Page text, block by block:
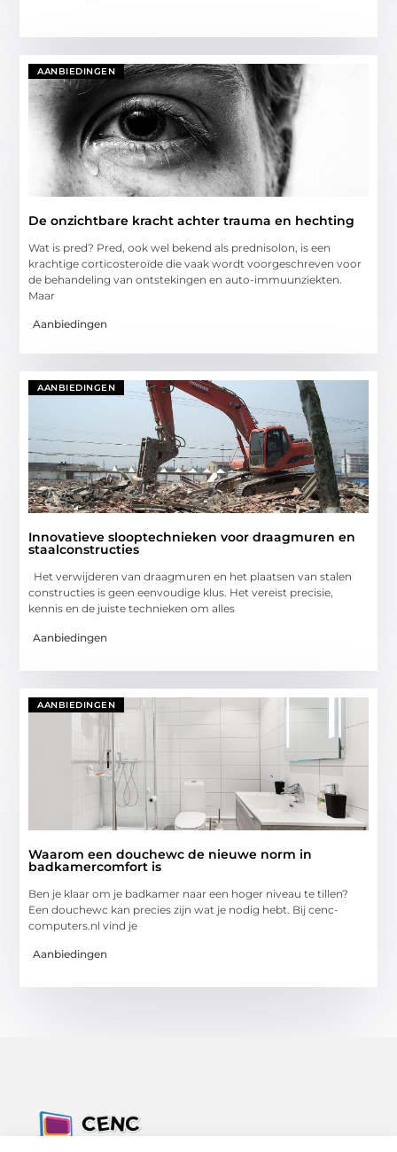
AANBIEDINGEN
De onzichtbare kracht achter trauma en hechting
Wat is pred? Pred, ook wel bekend als prednisolon, is een
krachtige corticosteroïde die vaak wordt voorgeschreven voor
de behandeling van ontstekingen en auto-immuunziekten.
Maar
Aanbiedingen
AANBIEDINGEN
Innovatieve slooptechnieken voor draagmuren en
staalconstructies
Het verwijderen van draagmuren en het plaatsen van stalen
constructies is geen eenvoudige klus. Het vereist precisie,
kennis en de juiste technieken om alles
Aanbiedingen
AANBIEDINGEN
Waarom een douchewc de nieuwe norm in
badkamercomfort is
Ben je klaar om je badkamer naar een hoger niveau te tillen?
Een douchewc kan precies zijn wat je nodig hebt. Bij cenc-
computers.nl vind je
Aanbiedingen